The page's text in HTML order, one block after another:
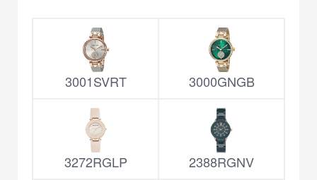
3001SVRT 3000GNGB
3272RGLP 2388RGNV